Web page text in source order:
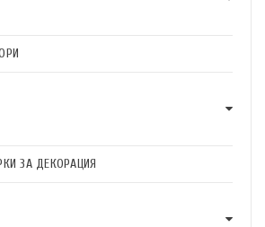
ЗА ДЕКОРАЦИЯ